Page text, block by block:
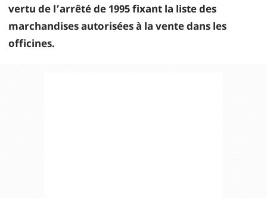
vertu de l’arrêté de 1995 fixant la liste des
marchandises autorisées à la vente dans les
officines.